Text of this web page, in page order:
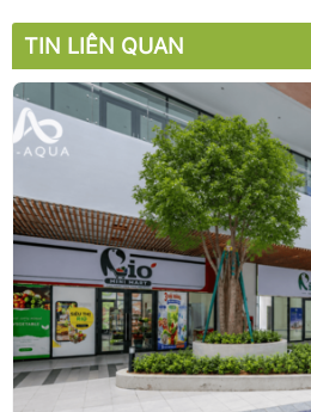
TIN LIÊN QUAN